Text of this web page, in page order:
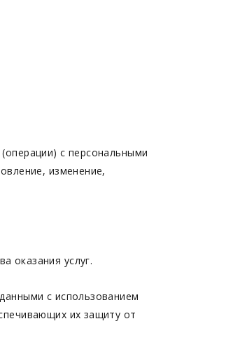
с персональными
изменение,
оказания услуг.
с использованием
их защиту от